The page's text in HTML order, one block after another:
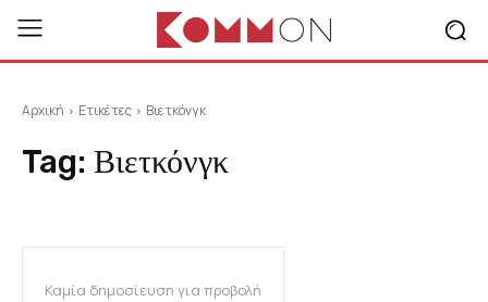
Αρχική Ετικέτες Βιετκόνγκ
Tag: Βιετκόνγκ
Καμία δημοσίευση για προβολή